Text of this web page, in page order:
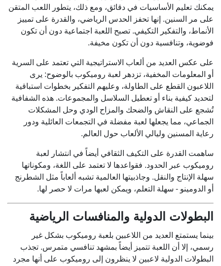
يمكنك تعليم الأساسيات في دقائق، ومع ذلك، يتطور اللعب المتقن
على مر السنين. إنها تحفز الحدس الرياضي، والقدرة على تمييز
الأنماط، والتفكير التكيفي. تصبح اللعبة اجتماعية دون أن تكون
فوضوية، وتنافسية دون أن تكون مخيفة.
على عكس العديد من ألعاب الاستراتيجية التي تعتمد على السرية
أو المعلومات المخفية، تزدهر لعبة روميكوب بالوضوح: يرى
اللاعبون القطع على الطاولة، وعليهم التفكير بخطوات استباقية
لتحديد كيفية بناء أو تعطيل السلاسل والمجموعات. هذه الشفافية
تُشجع على النقاش والضحك والمزاح الودي وحل المشكلات
الجماعي، مما يجعلها لعبة مفضلة في التجمعات العائلية ودور
رعاية المسنين وليالي الألعاب حول العالم.
ساهمت القدرة على التكيف الثقافي أيضاً في انتشار لعبة
روميكوب عبر الحدود. فقواعدها لا تعتمد على اللغة، ومكوناتها
سهلة الإنتاج والنقل. وجاذبيتها العالمية تشبه ألعاباً مثل الشطرنج
أو الدومينو - سهلة التعلم، ويمكن لعبها مرات لا حصر لها.
البطولات الدولية والمنافسات الرياضية
بينما يستمتع العديد من اللاعبين بلعبة روميكوب بشكل غير
رسمي، إلا أن اللعبة تتميز أيضاً بمشهد تنافسي متمرس. تجذب
البطولات الدولية لاعبين لا ينظرون إلى روميكوب على أنها مجرد